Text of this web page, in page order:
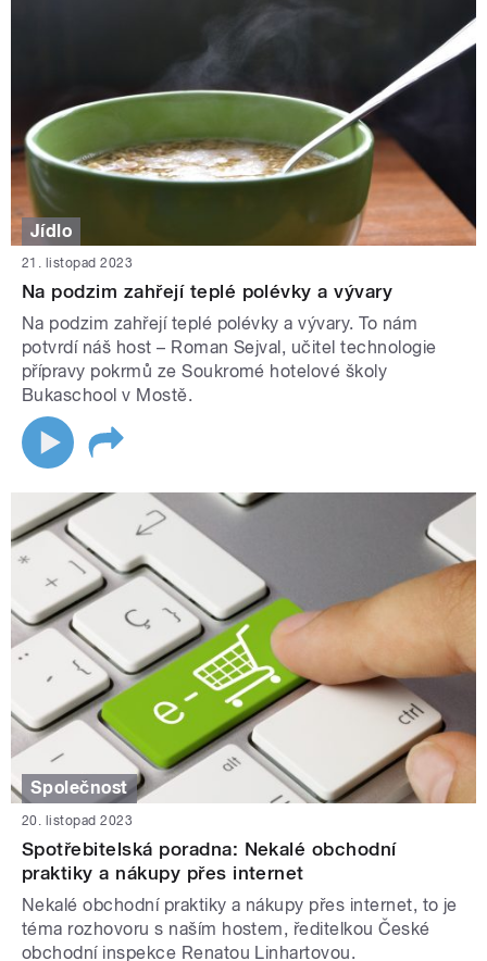
Jídlo
21. listopad 2023
Na podzim zahřejí teplé polévky a vývary
Na podzim zahřejí teplé polévky a vývary. To nám
potvrdí náš host – Roman Sejval, učitel technologie
přípravy pokrmů ze Soukromé hotelové školy
Bukaschool v Mostě.
Společnost
20. listopad 2023
Spotřebitelská poradna: Nekalé obchodní
praktiky a nákupy přes internet
Nekalé obchodní praktiky a nákupy přes internet, to je
téma rozhovoru s naším hostem, ředitelkou České
obchodní inspekce Renatou Linhartovou.